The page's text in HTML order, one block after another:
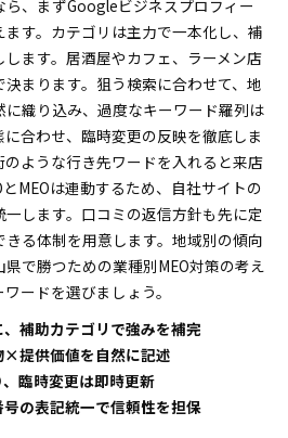
、まずGoogleビジネスプロフィー
す。カテゴリは主力で一本化し、補
ます。居酒屋やカフェ、ラーメン店
まります。狙う検索に合わせて、地
織り込み、過度なキーワード羅列は
合わせ、臨時変更の反映を徹底しま
ような行き先ワードを入れると来店
MEOは連動するため、自社サイトの
します。口コミの返信方針も先に定
る体制を用意します。地域別の傾向
で勝つための業種別MEO対策の考え
ードを選びましょう。
補助カテゴリで強みを補完
提供価値を自然に記述
臨時変更は即時更新
の表記統一で信頼性を担保